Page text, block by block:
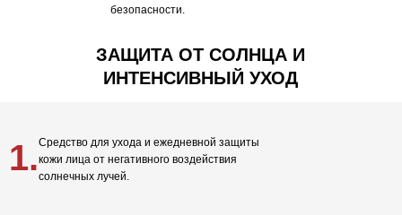
1.Средство для ухода и ежедневной защиты
кожи лица от негативного воздействия
солнечных лучей.
безопасности.
ЗАЩИТА ОТ СОЛНЦА И
ИНТЕНСИВНЫЙ УХОД